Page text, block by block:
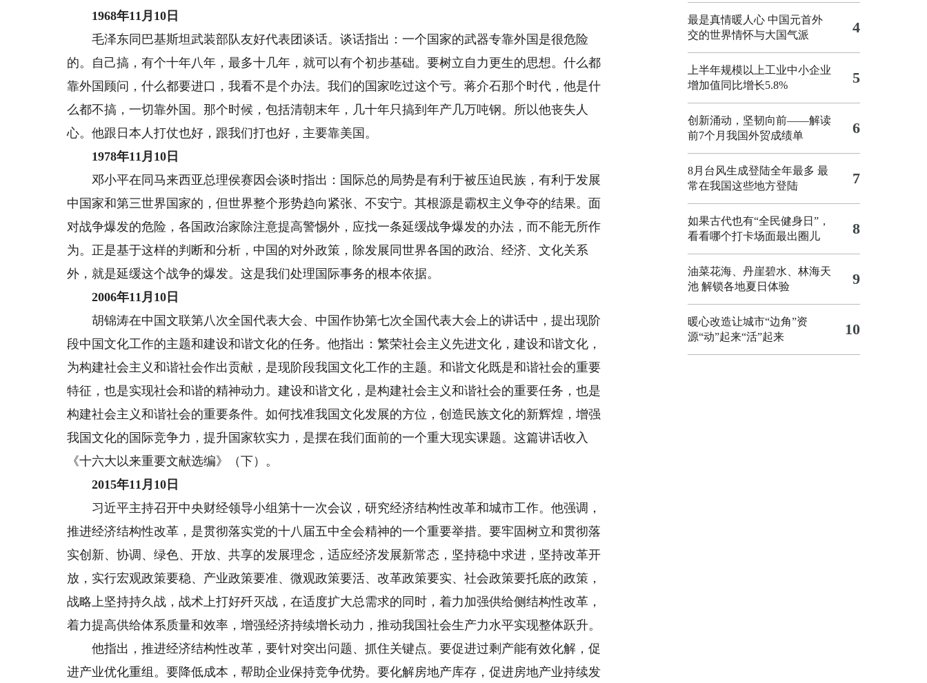
1968年11月10日
毛泽东同巴基斯坦武装部队友好代表团谈话。谈话指出：一个国家的武器专靠外国是很危险
的。自己搞，有个十年八年，最多十几年，就可以有个初步基础。要树立自力更生的思想。什么都
靠外国顾问，什么都要进口，我看不是个办法。我们的国家吃过这个亏。蒋介石那个时代，他是什
么都不搞，一切靠外国。那个时候，包括清朝末年，几十年只搞到年产几万吨钢。所以他丧失人
心。他跟日本人打仗也好，跟我们打也好，主要靠美国。
1978年11月10日
邓小平在同马来西亚总理侯赛因会谈时指出：国际总的局势是有利于被压迫民族，有利于发展
中国家和第三世界国家的，但世界整个形势趋向紧张、不安宁。其根源是霸权主义争夺的结果。面
对战争爆发的危险，各国政治家除注意提高警惕外，应找一条延缓战争爆发的办法，而不能无所作
为。正是基于这样的判断和分析，中国的对外政策，除发展同世界各国的政治、经济、文化关系
外，就是延缓这个战争的爆发。这是我们处理国际事务的根本依据。
2006年11月10日
胡锦涛在中国文联第八次全国代表大会、中国作协第七次全国代表大会上的讲话中，提出现阶
段中国文化工作的主题和建设和谐文化的任务。他指出：繁荣社会主义先进文化，建设和谐文化，
为构建社会主义和谐社会作出贡献，是现阶段我国文化工作的主题。和谐文化既是和谐社会的重要
特征，也是实现社会和谐的精神动力。建设和谐文化，是构建社会主义和谐社会的重要任务，也是
构建社会主义和谐社会的重要条件。如何找准我国文化发展的方位，创造民族文化的新辉煌，增强
我国文化的国际竞争力，提升国家软实力，是摆在我们面前的一个重大现实课题。这篇讲话收入
《十六大以来重要文献选编》（下）。
2015年11月10日
习近平主持召开中央财经领导小组第十一次会议，研究经济结构性改革和城市工作。他强调，
推进经济结构性改革，是贯彻落实党的十八届五中全会精神的一个重要举措。要牢固树立和贯彻落
实创新、协调、绿色、开放、共享的发展理念，适应经济发展新常态，坚持稳中求进，坚持改革开
放，实行宏观政策要稳、产业政策要准、微观政策要活、改革政策要实、社会政策要托底的政策，
战略上坚持持久战，战术上打好歼灭战，在适度扩大总需求的同时，着力加强供给侧结构性改革，
着力提高供给体系质量和效率，增强经济持续增长动力，推动我国社会生产力水平实现整体跃升。
他指出，推进经济结构性改革，要针对突出问题、抓住关键点。要促进过剩产能有效化解，促
进产业优化重组。要降低成本，帮助企业保持竞争优势。要化解房地产库存，促进房地产业持续发
最是真情暖人心 中国元首外
交的世界情怀与大国气派
4
上半年规模以上工业中小企业
增加值同比增长5.8%
5
创新涌动，坚韧向前——解读
前7个月我国外贸成绩单
6
8月台风生成登陆全年最多 最
常在我国这些地方登陆
7
如果古代也有“全民健身日”，
看看哪个打卡场面最出圈儿
8
油菜花海、丹崖碧水、林海天
池 解锁各地夏日体验
9
暖心改造让城市“边角”资
源“动”起来“活”起来
10